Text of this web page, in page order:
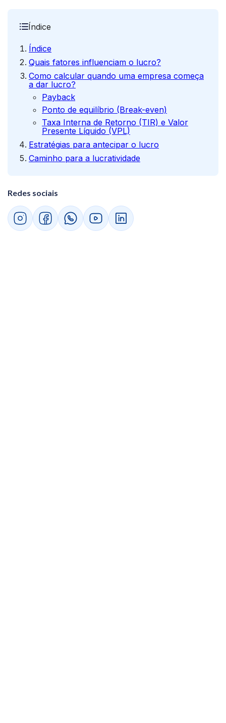
Índice
Índice
Quais fatores influenciam o lucro?
Como calcular quando uma empresa começa
a dar lucro?
Payback
Ponto de equilíbrio (Break-even)
Taxa Interna de Retorno (TIR) e Valor
Presente Líquido (VPL)
Estratégias para antecipar o lucro
Caminho para a lucratividade
Redes sociais